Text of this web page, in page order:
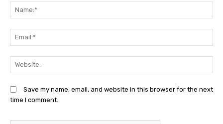
Save my name, email, and website in this browser for the next
time I comment.